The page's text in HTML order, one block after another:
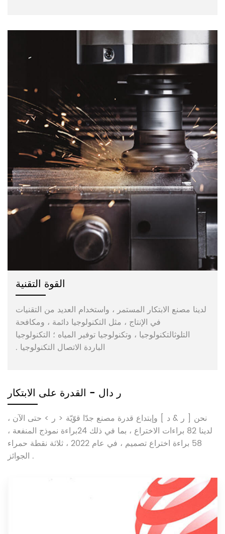
القوة التقنية
لدينا مصنع الابتكار المستمر ، واستخدام العديد من التقنيات
في الإنتاج ، مثل التكنولوجيا دائمة ، ومكافحة
التلوثالتكنولوجيا ، وتكنولوجيا توفير المياه ؛ التكنولوجيا
الباردة الاتصال التكنولوجيا .
ر دال - القدرة على الابتكار
نحن [ ر & د ] وإبتداع قدرة مصنع جدّا قوّيّة < ر > حتى الآن ،
لدينا 82 براءات الاختراع ، بما في ذلك 24براءة نموذج المنفعة ،
58 براءة اختراع تصميم ، في عام 2022 ، ثلاثة نقطة حمراء
الجوائز .